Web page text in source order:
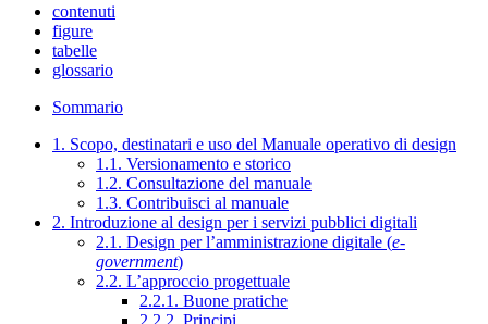
contenuti
figure
tabelle
glossario
Sommario
1. Scopo, destinatari e uso del Manuale operativo di design
1.1. Versionamento e storico
1.2. Consultazione del manuale
1.3. Contribuisci al manuale
2. Introduzione al design per i servizi pubblici digitali
2.1. Design per l’amministrazione digitale (e-
government)
2.2. L’approccio progettuale
2.2.1. Buone pratiche
2.2.2. Principi